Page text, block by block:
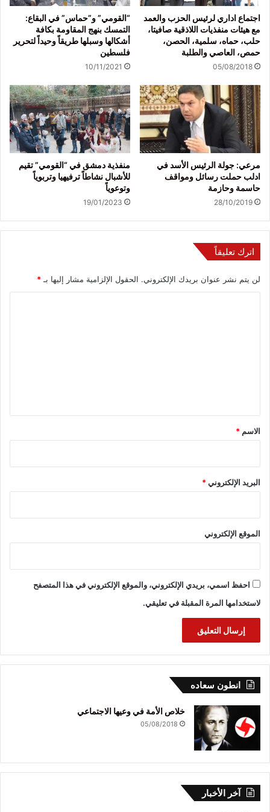
اجتماع اداري لرئيس الحزب والعمد
مع هيئات منفذيات اللاذقية صافيتا،
حلب، حماه، سلمية، الحصن،
حمص، العاصي والطلبة
05/08/2018
“القومي” و”حماس” في البقاع:
التمسك بنهج المقاومة بكافة
أشكالها وسبلها طريقاً وحيداً لتحرير
فلسطين
10/11/2021
مرعي: جولة الرئيس الأسد في
ادلب حملت رسائل ومواقف
حاسمة وحازمة
28/10/2019
منفذية دمشق في “القومي” تقيم
للأشبال نشاطاً ترفيهيا وتربوياً
وتوعوياً
19/01/2023
اترك تعليقاً
لن يتم نشر عنوان بريدك الإلكتروني. الحقول الإلزامية مشار إليها بـ *
*
الاسم *
البريد الإلكتروني*
الموقع الإلكتروني
احفظ اسمي، بريدي الإلكتروني، والموقع الإلكتروني في هذا المتصفح
لاستخدامها المرة المقبلة في تعليقي.
انطون سعاده
خلاص الأمة في وعيها الاجتماعي
05/08/2018
آخر الأخبار